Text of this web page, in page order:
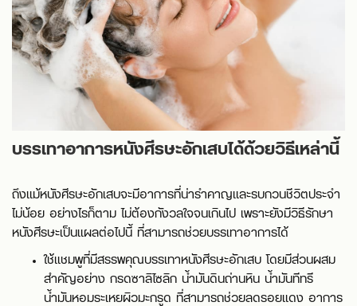
บรรเทาอาการหนังศีรษะอักเสบได้ด้วยวิธีเหล่านี้
ถึงแม้หนังศีรษะอักเสบจะมีอาการที่น่ารำคาญและรบกวนชีวิตประจำ
ไม่น้อย อย่างไรก็ตาม ไม่ต้องกังวลใจจนเกินไป เพราะยังมีวิธีรักษา
หนังศีรษะเป็นแผลต่อไปนี้ ที่สามารถช่วยบรรเทาอาการได้
ใช้แชมพูที่มีสรรพคุณบรรเทาหนังศีรษะอักเสบ โดยมีส่วนผสม
สำคัญอย่าง กรดซาลิไซลิก น้ำมันดินถ่านหิน น้ำมันทีทรี
น้ำมันหอมระเหยผิวมะกรูด ที่สามารถช่วยลดรอยแดง อาการ